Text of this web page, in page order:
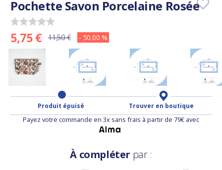
Pochette Savon Porcelaine Rosée
5,75 € 11,50 € - 50.00 %
Produit épuisé Trouver en boutique
Payez votre commande en 3x sans frais à partir de 79€ avec
À compléter par :